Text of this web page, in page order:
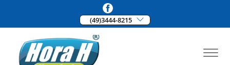
(49)3444-8215